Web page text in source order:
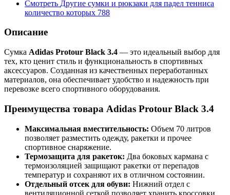
Смотреть Другие сумки и рюкзаки для падел тенниса
количество которых 788
Описание
Сумка Adidas Protour Black 3.4 — это идеальный выбор для
тех, кто ценит стиль и функциональность в спортивных
аксессуаров. Созданная из качественных переработанных
материалов, она обеспечивает удобство и надежность при
перевозке всего спортивного оборудования.
Преимущества товара Adidas Protour Black 3.4
Максимальная вместительность: Объем 70 литров
позволяет разместить одежду, ракетки и прочее
спортивное снаряжение.
Термозащита для ракеток: Два боковых кармана с
термоизоляцией защищают ракетки от перепадов
температур и сохраняют их в отличном состоянии.
Отдельный отсек для обуви: Нижний отдел с
вентиляционной сеткой позволяет хранить кроссовки